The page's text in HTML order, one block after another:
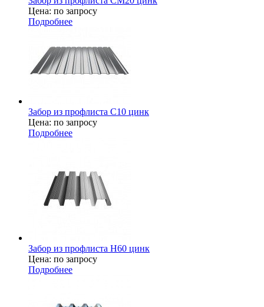
Цена: по запросу
Подробнее
Забор из профлиста С10 цинк
Цена: по запросу
Подробнее
Забор из профлиста H60 цинк
Цена: по запросу
Подробнее